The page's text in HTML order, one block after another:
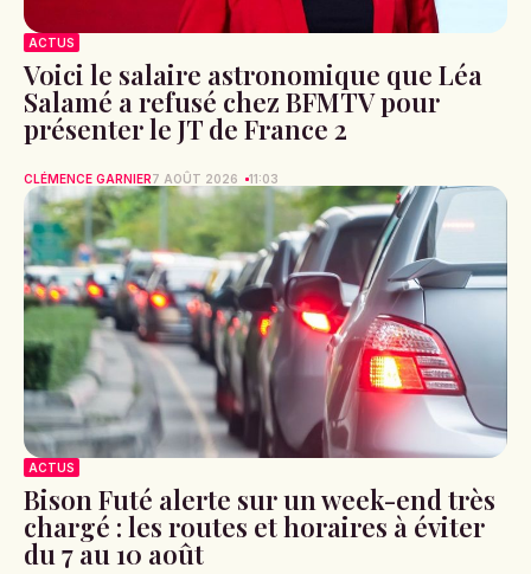
ACTUS
Voici le salaire astronomique que Léa
Salamé a refusé chez BFMTV pour
présenter le JT de France 2
CLÉMENCE GARNIER7 AOÛT 2026 11:03
ACTUS
Bison Futé alerte sur un week-end très
chargé : les routes et horaires à éviter
du 7 au 10 août